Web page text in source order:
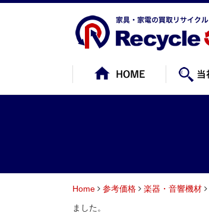
Home 参考価格 楽器・音響機材
ました。